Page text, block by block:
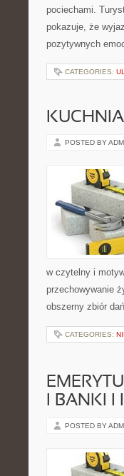
pociechami.
pokazuje, że
pozytywnych
CATEGORIES:
POSTED BY
w czytelny i
przechowywanie
obszerny zbiór
CATEGORIES:
I BANKI I
POSTED BY